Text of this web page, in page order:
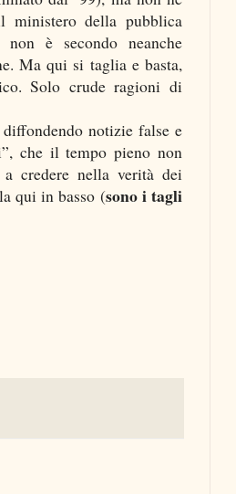
ministero della pubblica
è secondo neanche
Ma qui si taglia e basta,
Solo crude ragioni di
notizie false e
che il tempo pieno non
credere nella verità dei
qui in basso (sono i tagli